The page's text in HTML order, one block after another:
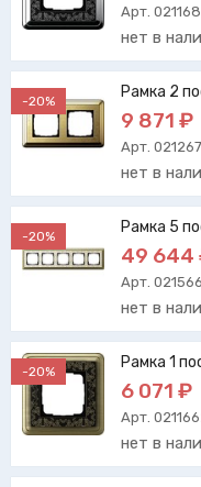
Арт.
нет в
-20% Рамка 2
9 871 ₽
Арт.
нет в
-20% Рамка 5
49 644
Арт.
нет в
-20% Рамка 1
6 071 ₽
Арт.
нет в